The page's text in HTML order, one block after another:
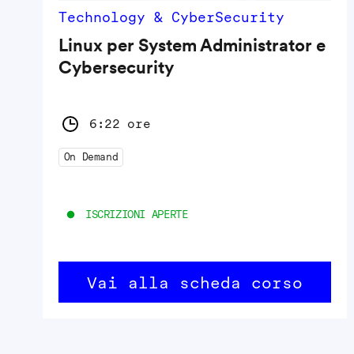
Technology & CyberSecurity
Linux per System Administrator e
Cybersecurity
6:22 ore
On Demand
ISCRIZIONI APERTE
Vai alla scheda corso